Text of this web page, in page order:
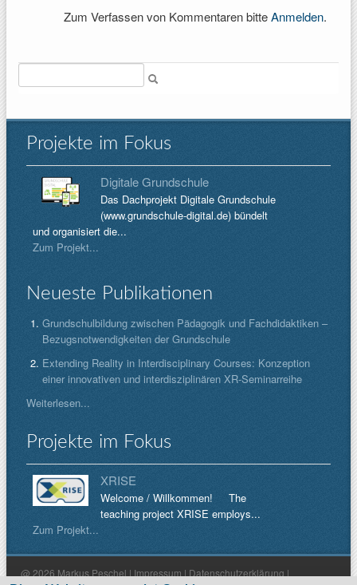
Zum Verfassen von Kommentaren bitteAnmelden.
Projekte im Fokus
Digitale Grundschule
Das Dachprojekt Digitale Grundschule
(www.grundschule-digital.de) bündelt
und organisiert die...
Zum Projekt...
Neueste Publikationen
Grundschulbildung zwischen Pädagogik und Fachdidaktiken –
Bezugsnotwendigkeiten der Grundschule
Extending Reality in Interdisciplinary Courses: Konzeption
einer innovativen und interdisziplinären XR-Seminarreihe
Weiterlesen...
Projekte im Fokus
XRISE
Welcome / Willkommen! The
teaching project XRISE employs...
Zum Projekt...
@ 2026 Markus Peschel | Impressum | Datenschutzerklärung |